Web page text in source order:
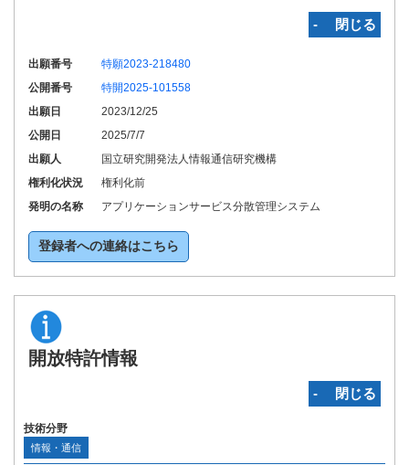
‐ 閉じる
出願番号
特願2023-218480
公開番号
特開2025-101558
出願日
2023/12/25
公開日
2025/7/7
出願人
国立研究開発法人情報通信研究機構
権利化状況
権利化前
発明の名称
アプリケーションサービス分散管理システム
登録者への連絡はこちら
開放特許情報
‐ 閉じる
技術分野
情報・通信